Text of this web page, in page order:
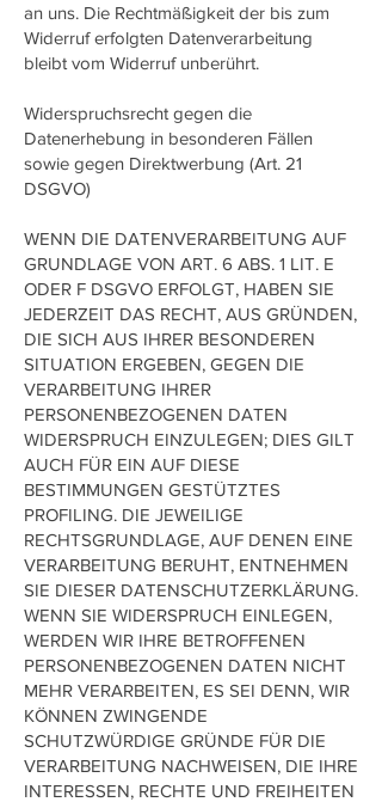
an uns. Die Rechtmäßigkeit der bis zum
Widerruf erfolgten Datenverarbeitung
bleibt vom Widerruf unberührt.
Widerspruchsrecht gegen die
Datenerhebung in besonderen Fällen
sowie gegen Direktwerbung (Art. 21
DSGVO)
WENN DIE DATENVERARBEITUNG AUF
GRUNDLAGE VON ART. 6 ABS. 1 LIT. E
ODER F DSGVO ERFOLGT, HABEN SIE
JEDERZEIT DAS RECHT, AUS GRÜNDEN,
DIE SICH AUS IHRER BESONDEREN
SITUATION ERGEBEN, GEGEN DIE
VERARBEITUNG IHRER
PERSONENBEZOGENEN DATEN
WIDERSPRUCH EINZULEGEN; DIES GILT
AUCH FÜR EIN AUF DIESE
BESTIMMUNGEN GESTÜTZTES
PROFILING. DIE JEWEILIGE
RECHTSGRUNDLAGE, AUF DENEN EINE
VERARBEITUNG BERUHT, ENTNEHMEN
SIE DIESER DATENSCHUTZERKLÄRUNG.
WENN SIE WIDERSPRUCH EINLEGEN,
WERDEN WIR IHRE BETROFFENEN
PERSONENBEZOGENEN DATEN NICHT
MEHR VERARBEITEN, ES SEI DENN, WIR
KÖNNEN ZWINGENDE
SCHUTZWÜRDIGE GRÜNDE FÜR DIE
VERARBEITUNG NACHWEISEN, DIE IHRE
INTERESSEN, RECHTE UND FREIHEITEN